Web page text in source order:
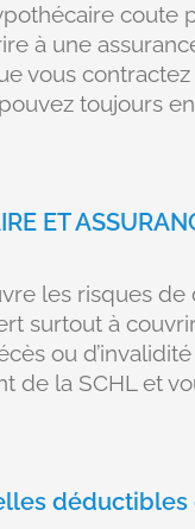
coute
à une
vous
toujours
ET
les risques de
surtout à
ou
de la SCHL et
déductibles